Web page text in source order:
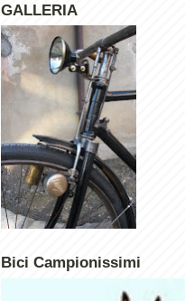
GALLERIA
Bici Campionissimi